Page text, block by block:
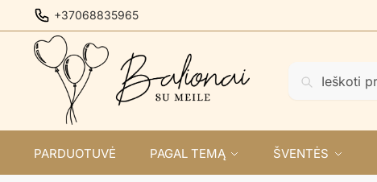
to
navigation
to
content
+37068835965
PARDUOTUVĖ PAGAL TEMĄ ŠVENTĖS